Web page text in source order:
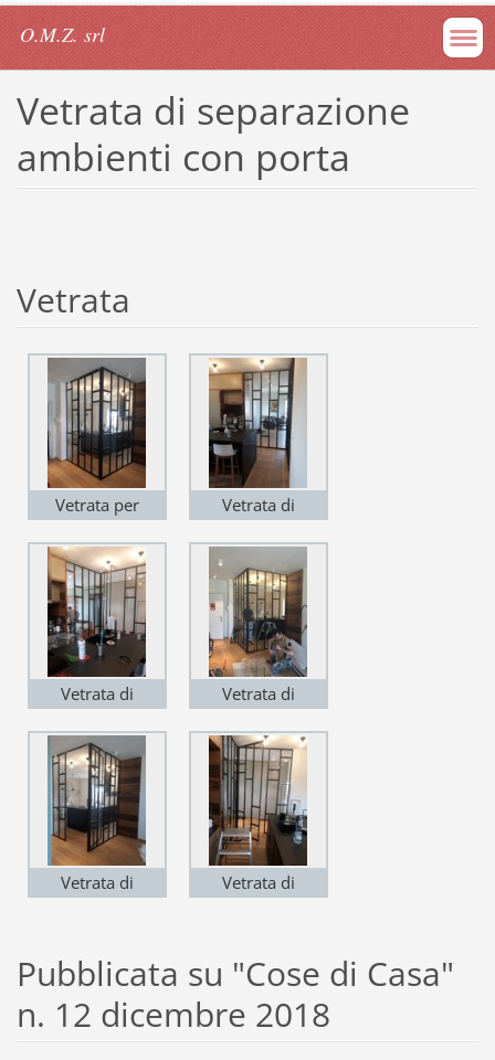
O.M.Z. srl
Vetrata di separazione
ambienti con porta
Vetrata
Vetrata per
ambienti in ferro
con porta
Vetrata di
ambienti in ferro
con porta
Vetrata di
ambienti con
porta in ferro
Vetrata di
ambienti in ferro
con porta
Vetrata di
con porta
Vetrata di
porta
Pubblicata su "Cose di Casa"
n. 12 dicembre 2018